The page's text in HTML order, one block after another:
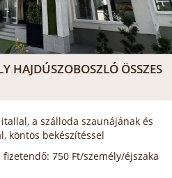
HAJDÚSZOBOSZLÓ ÖSSZES
a szálloda szaunájának és
köntös bekészítéssel
750 Ft/személy/éjszaka